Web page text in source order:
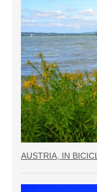
AUSTRIA, IN